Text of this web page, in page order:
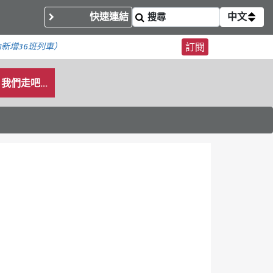
快速連結 中文
新增36班列車） 訂閱
我們走吧...